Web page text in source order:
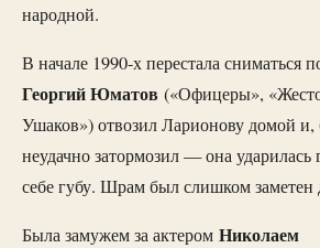
народной.
В начале 1990-х перестала сниматься
Георгий Юматов («Офицеры»,
Ушаков») отвозил Ларионову домой и,
неудачно затормозил — она ударилась
себе губу. Шрам был слишком заметен
Была замужем за актером Николаем